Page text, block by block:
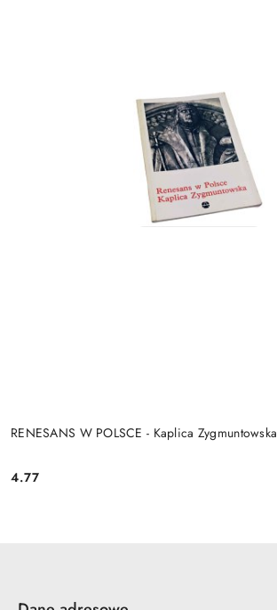
RENESANS W POLSCE - Kaplica Zygmuntowska
Cena:
4.77